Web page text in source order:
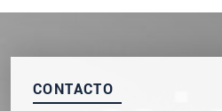
CONTACTO